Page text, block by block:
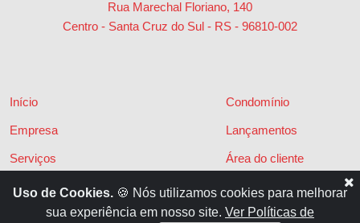
Rua Marechal Floriano, 140
Centro - Santa Cruz do Sul - RS - 96810-002
Início
Empresa
Serviços
Financiamentos
Locações
Condomínio
Lançamentos
Área do cliente
Políticas de privacidade
Contato
Uso de Cookies. 🍪 Nós utilizamos cookies para melhorar
sua experiência em nosso site. Ver Políticas de